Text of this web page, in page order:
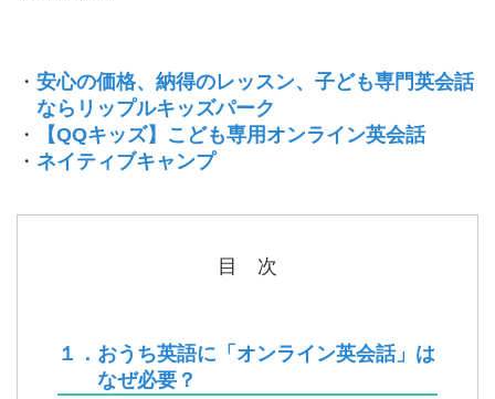
・ 安心の価格、納得のレッスン、子ども専門英会話
ならリップルキッズパーク
・
【QQキッズ】こども専用オンライン英会話
・ ネイティブキャンプ
目 次
１．おうち英語に「オンライン英会話」は
なぜ必要？